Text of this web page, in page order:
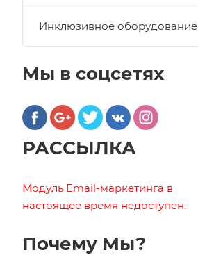
Инклюзивное оборудование
Мы в соцсетях
РАССЫЛКА
Модуль Email-маркетинга в
настоящее время недоступен.
Почему Мы?